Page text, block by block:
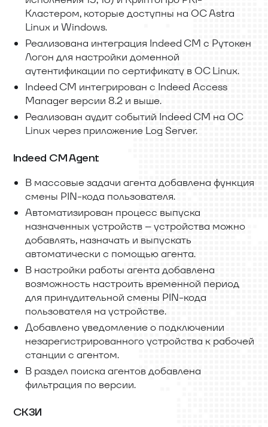
Кластером, которые доступны на ОС Astra
Linux и Windows.
Реализована интеграция Indeed CM с Рутокен
Логон для настройки доменной
аутентификации по сертификату в ОС Linux.
Indeed CM интегрирован с Indeed Access
Manager версии 8.2 и выше.
Реализован аудит событий Indeed CM на ОС
Linux через приложение Log Server.
Indeed CM Agent
В массовые задачи агента добавлена функция
смены PIN-кода пользователя.
Автоматизирован процесс выпуска
назначенных устройств – устройства можно
добавлять, назначать и выпускать
автоматически с помощью агента.
В настройки работы агента добавлена
возможность настроить временной период
для принудительной смены PIN-кода
пользователя на устройстве.
Добавлено уведомление о подключении
незарегистрированного устройства к рабочей
станции с агентом.
В раздел поиска агентов добавлена
фильтрация по версии.
СКЗИ